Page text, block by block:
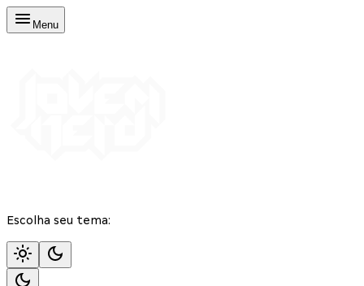
Menu
Escolha seu tema: